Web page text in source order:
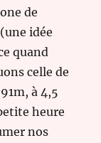
de
idée
quand
celle de
à 4,5
heure
nos